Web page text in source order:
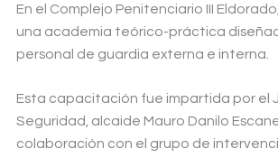
En el Complejo Penitenciario III
una academia teórico-práctica
personal de guardia externa e interna.
Esta capacitación fue impartida por el
Seguridad, alcaide Mauro Danilo
colaboración con el grupo de